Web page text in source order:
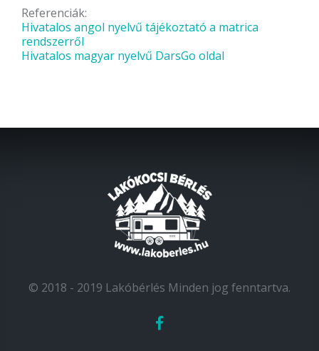
Referenciák:
Hivatalos angol nyelvű tájékoztató a matrica
rendszerről
Hivatalos magyar nyelvű DarsGo oldal
© 2018 - 2019 Lakóbérlés Minden jog fenntartva.